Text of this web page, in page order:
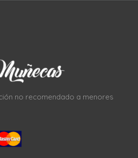
no recomendado a menores